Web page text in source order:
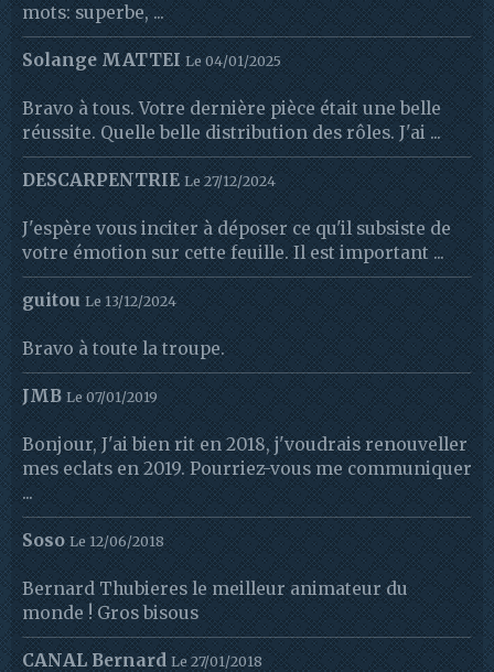
mots: superbe, ...
Solange MATTEI Le 04/01/2025
Bravo à tous. Votre dernière pièce était une belle
réussite. Quelle belle distribution des rôles. J'ai ...
DESCARPENTRIE Le 27/12/2024
J'espère vous inciter à déposer ce qu'il subsiste de
votre émotion sur cette feuille. Il est important ...
guitou Le 13/12/2024
Bravo à toute la troupe.
JMB Le 07/01/2019
Bonjour, J'ai bien rit en 2018, j'voudrais renouveller
mes eclats en 2019. Pourriez-vous me communiquer
...
Soso Le 12/06/2018
Bernard Thubieres le meilleur animateur du
monde ! Gros bisous
CANAL Bernard Le 27/01/2018